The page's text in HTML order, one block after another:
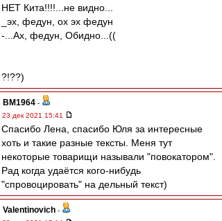
НЕТ Кита!!!!...не видно...
_эх, федун, ох эх федун
-...Ах, федун, Обидно...((
?!??)
BM1964 -
23 дек 2021 15:41
Спасибо Лена, спасибо Юля за интересные
хоть и такие разные тексты. Меня тут
некоторые товарищи называли "повокатором".
Рад когда удаётся кого-нибудь
"спровоцировать" на дельный текст)
Valentinovich -